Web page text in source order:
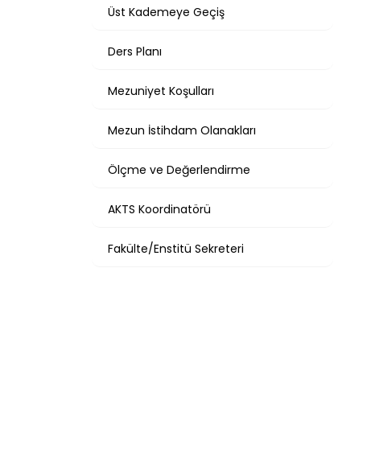
Üst Kademeye Geçiş
Ders Planı
Mezuniyet Koşulları
Mezun İstihdam Olanakları
Ölçme ve Değerlendirme
AKTS Koordinatörü
Fakülte/Enstitü Sekreteri